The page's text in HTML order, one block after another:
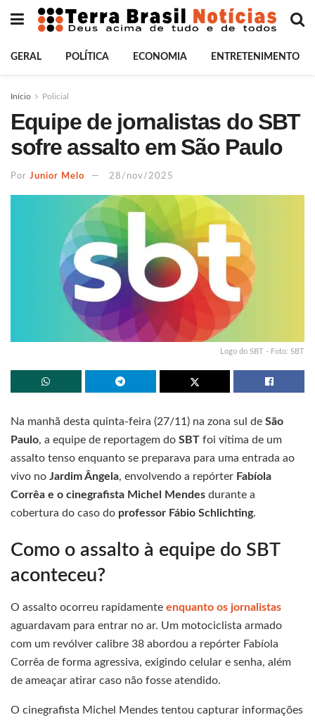
GERAL POLÍTICA ECONOMIA ENTRETENIMENTO
Início Policial
Equipe de jornalistas do SBT
sofre assalto em São Paulo
Por Junior Melo 28/nov/2025
Logo do SBT - Foto: SBT
Na manhã desta quinta-feira (27/11) na zona sul de São
Paulo, a equipe de reportagem do SBT foi vítima de um
assalto tenso enquanto se preparava para uma entrada ao
vivo no Jardim Ângela, envolvendo a repórter Fabíola
Corrêa e o cinegrafista Michel Mendes durante a
cobertura do caso do professor Fábio Schlichting.
Como o assalto à equipe do SBT
aconteceu?
O assalto ocorreu rapidamente enquanto os jornalistas
aguardavam para entrar no ar. Um motociclista armado
com um revólver calibre 38 abordou a repórter Fabíola
Corrêa de forma agressiva, exigindo celular e senha, além
de ameaçar atirar caso não fosse atendido.
O cinegrafista Michel Mendes tentou capturar informações